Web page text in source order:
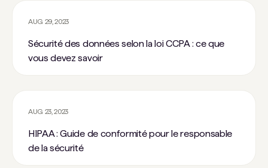
AUG 29, 2023
Sécurité des données selon la loi CCPA : ce que
vous devez savoir
AUG 23, 2023
HIPAA : Guide de conformité pour le responsable
de la sécurité